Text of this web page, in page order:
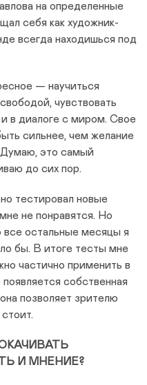
на определенные
себя как художник-
всегда находишься под
— научиться
чувствовать
в диалоге с миром. Свое
сильнее, чем желание
это самый
до сих пор.
тестировал новые
не понравятся. Но
все остальные месяцы я
бы. В итоге тесты мне
частично применить в
собственная
позволяет зрителю
И МНЕНИЕ?